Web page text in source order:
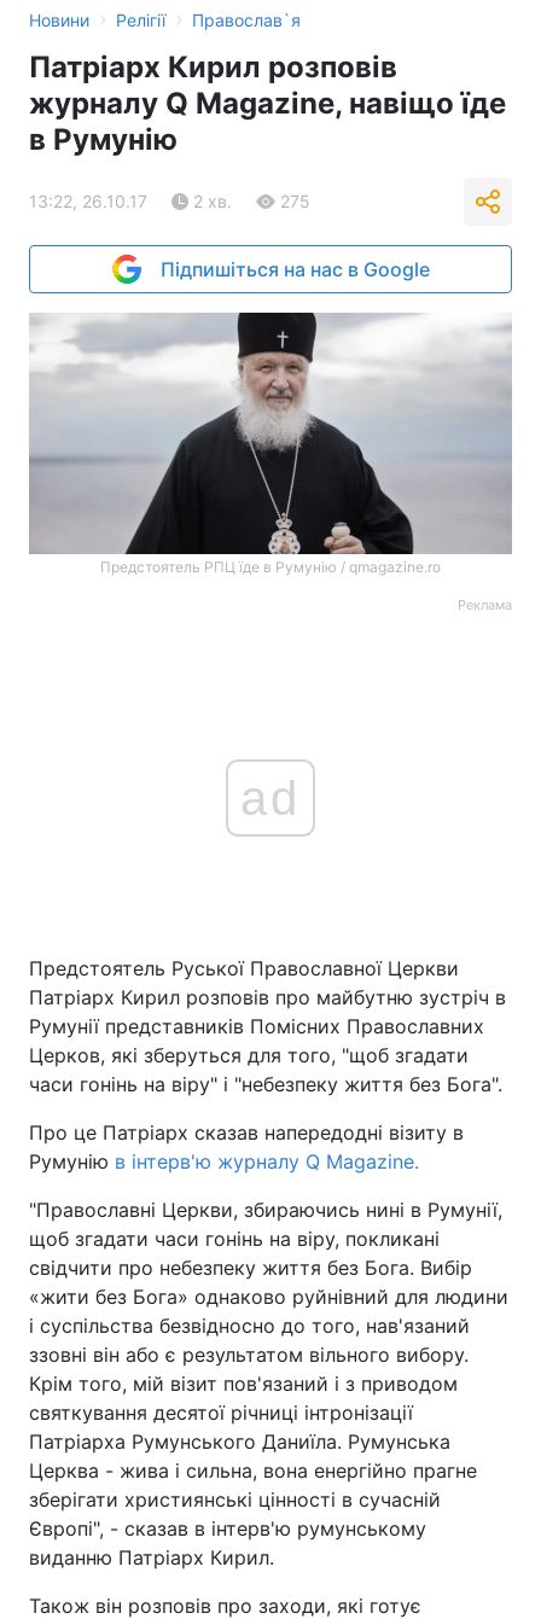
Новини › Релігії › Православ`я
Патріарх Кирил розповів
журналу Q Magazine, навіщо їде
в Румунію
13:22, 26.10.17 2 хв. 275
Підпишіться на нас в Google
Предстоятель РПЦ їде в Румунію / qmagazine.ro
Реклама
ad
Предстоятель Руської Православної Церкви
Патріарх Кирил розповів про майбутню зустріч в
Румунії представників Помісних Православних
Церков, які зберуться для того, "щоб згадати
часи гонінь на віру" і "небезпеку життя без Бога".
Про це Патріарх сказав напередодні візиту в
Румунію в інтерв'ю журналу Q Magazine.
"Православні Церкви, збираючись нині в Румунії,
щоб згадати часи гонінь на віру, покликані
свідчити про небезпеку життя без Бога. Вибір
«жити без Бога» однаково руйнівний для людини
і суспільства безвідносно до того, нав'язаний
ззовні він або є результатом вільного вибору.
Крім того, мій візит пов'язаний і з приводом
святкування десятої річниці інтронізації
Патріарха Румунського Даниїла. Румунська
Церква - жива і сильна, вона енергійно прагне
зберігати християнські цінності в сучасній
Європі", - сказав в інтерв'ю румунському
виданню Патріарх Кирил.
Також він розповів про заходи, які готує